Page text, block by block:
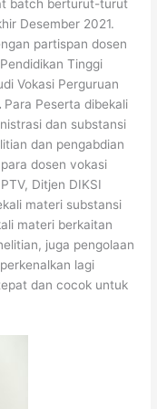
batch berturut-turut
Desember 2021.
partispan dosen
Tinggi
Vokasi Perguruan
. Para Peserta dibekali
dan substansi
dan pengabdian
dosen vokasi
Ditjen DIKSI
materi substansi
materi berkaitan
juga pengolaan
lagi
dan cocok untuk